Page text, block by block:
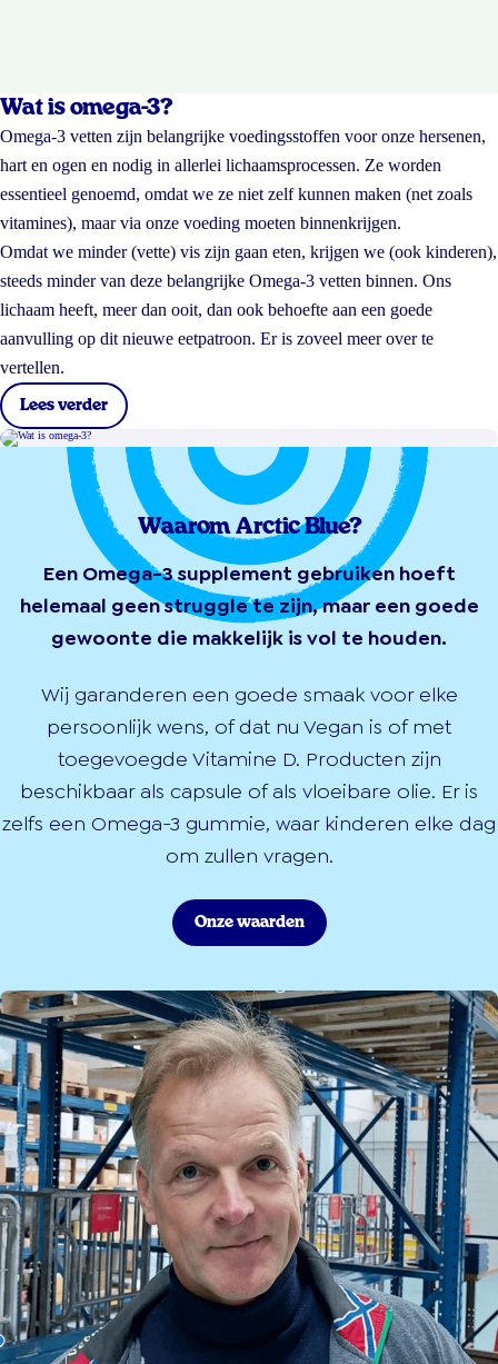
Wat is omega-3?
Omega-3 vetten zijn belangrijke voedingsstoffen voor onze hersenen,
hart en ogen en nodig in allerlei lichaamsprocessen. Ze worden
essentieel genoemd, omdat we ze niet zelf kunnen maken (net zoals
vitamines), maar via onze voeding moeten binnenkrijgen.
Omdat we minder (vette) vis zijn gaan eten, krijgen we (ook kinderen),
steeds minder van deze belangrijke Omega-3 vetten binnen. Ons
lichaam heeft, meer dan ooit, dan ook behoefte aan een goede
aanvulling op dit nieuwe eetpatroon. Er is zoveel meer over te
vertellen.
Lees verder
Waarom Arctic Blue?
Een Omega-3 supplement gebruiken hoeft
helemaal geen struggle te zijn, maar een goede
gewoonte die makkelijk is vol te houden.
Wij garanderen een goede smaak voor elke
persoonlijk wens, of dat nu Vegan is of met
toegevoegde Vitamine D. Producten zijn
beschikbaar als capsule of als vloeibare olie. Er is
zelfs een Omega-3 gummie, waar kinderen elke dag
om zullen vragen.
Onze waarden